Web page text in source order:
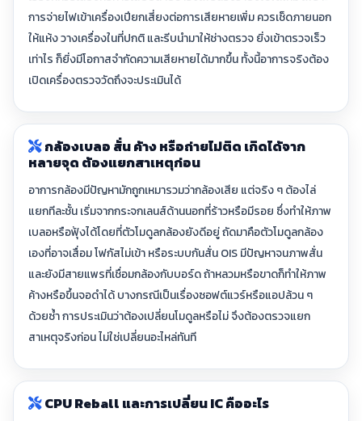
การจ่ายไฟเข้าเครื่องเปียกเสี่ยงต่อการเสียหายเพิ่ม ควรเช็ดภายนอก
ให้แห้ง วางเครื่องในที่ปกติ และรีบนำมาให้ช่างตรวจ ยิ่งเข้าตรวจเร็ว
เท่าไร ก็ยิ่งมีโอกาสจำกัดความเสียหายได้มากขึ้น ทั้งนี้อาการจริงต้อง
เปิดเครื่องตรวจวัดถึงจะประเมินได้
กล้องเบลอ สั่น ค้าง หรือถ่ายไม่ติด เกิดได้จาก
หลายจุด ต้องแยกสาเหตุก่อน
อาการกล้องมีปัญหามักถูกเหมารวมว่ากล้องเสีย แต่จริง ๆ ต้องไล่
แยกทีละชั้น เริ่มจากกระจกเลนส์ด้านนอกที่ร้าวหรือมีรอย ซึ่งทำให้ภาพ
เบลอหรือฟุ้งได้โดยที่ตัวโมดูลกล้องยังดีอยู่ ถัดมาคือตัวโมดูลกล้อง
เองที่อาจเสื่อม โฟกัสไม่เข้า หรือระบบกันสั่น OIS มีปัญหาจนภาพสั่น
และยังมีสายแพรที่เชื่อมกล้องกับบอร์ด ถ้าหลวมหรือขาดก็ทำให้ภาพ
ค้างหรือขึ้นจอดำได้ บางกรณีเป็นเรื่องซอฟต์แวร์หรือแอปล้วน ๆ
ด้วยซ้ำ การประเมินว่าต้องเปลี่ยนโมดูลหรือไม่ จึงต้องตรวจแยก
สาเหตุจริงก่อน ไม่ใช่เปลี่ยนอะไหล่ทันที
CPU Reball และการเปลี่ยน IC คืออะไร